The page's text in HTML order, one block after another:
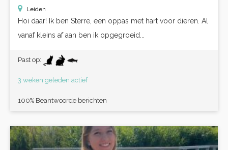
Leiden
Hoi daar! Ik ben Sterre, een oppas met hart voor dieren. Al
vanaf kleins af aan ben ik opgegroeid...
Past op:
3 weken geleden actief
100% Beantwoorde berichten